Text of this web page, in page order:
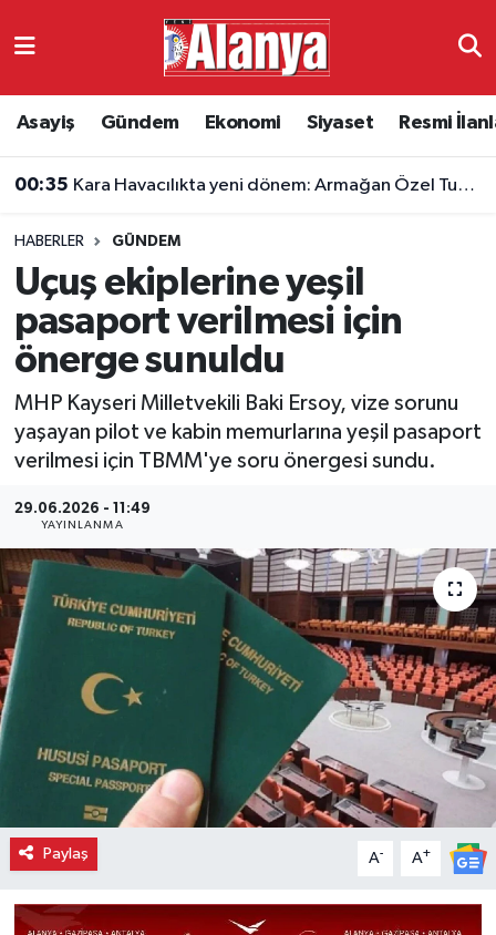
Asayiş Gündem Ekonomi Siyaset Resmi
00:35 Kara Havacılıkta yeni dönem: Armağan Özel Tuğgeneralliğe terfi etti
HABERLER GÜNDEM
Uçuş ekiplerine yeşil
pasaport verilmesi için
önerge sunuldu
MHP Kayseri Milletvekili Baki Ersoy, vize sorunu
yaşayan pilot ve kabin memurlarına yeşil pasaport
verilmesi için TBMM'ye soru önergesi sundu.
29.06.2026 - 11:49
YAYINLANMA
Paylaş A- A+
Ekonomi
Resmi İlanlar
Alanyaspor
Turizm
Antalya Namaz Vakitleri
Süper Lig Puan Durumu ve Fikstür
Tüm Manşetler
Son Dakika Haberleri